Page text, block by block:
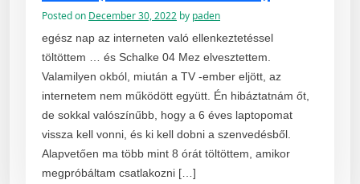
Posted on December 30, 2022 by paden
egész nap az interneten való ellenkeztetéssel
töltöttem … és Schalke 04 Mez elvesztettem.
Valamilyen okból, miután a TV -ember eljött, az
internetem nem működött együtt. Én hibáztatnám őt,
de sokkal valószínűbb, hogy a 6 éves laptopomat
vissza kell vonni, és ki kell dobni a szenvedésből.
Alapvetően ma több mint 8 órát töltöttem, amikor
megpróbáltam csatlakozni […]